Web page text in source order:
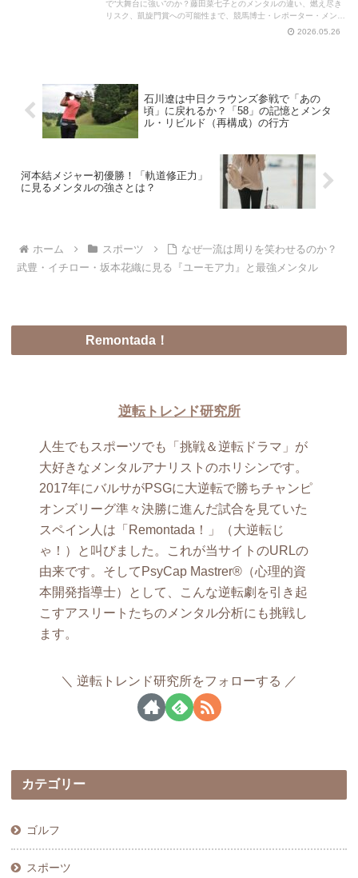
で“大舞台に強い”のか？藤田菜七子とのメンタルの違い、燃え尽き
リスク、凱旋門賞への可能性まで、競馬博士・レポーター・メンタ
2026.05.26
石川遼は中日クラウンズ参戦で「あの
頃」に戻れるか？「58」の記憶とメンタ
ル・リビルド（再構成）の行方
河本結メジャー初優勝！「軌道修正力」
に見るメンタルの強さとは？
ホーム スポーツ
なぜ一流は周りを笑わせるのか？
武豊・イチロー・坂本花織に見る『ユーモア力』と最強メンタル
Remontada！
逆転トレンド研究所
人生でもスポーツでも「挑戦＆逆転ドラマ」が
大好きなメンタルアナリストのホリシンです。
2017年にバルサがPSGに大逆転で勝ちチャンピ
オンズリーグ準々決勝に進んだ試合を見ていた
スペイン人は「Remontada！」（大逆転じ
ゃ！）と叫びました。これが当サイトのURLの
由来です。そしてPsyCap Mastrer®（心理的資
本開発指導士）として、こんな逆転劇を引き起
こすアスリートたちのメンタル分析にも挑戦し
ます。
逆転トレンド研究所をフォローする
カテゴリー
ゴルフ
スポーツ